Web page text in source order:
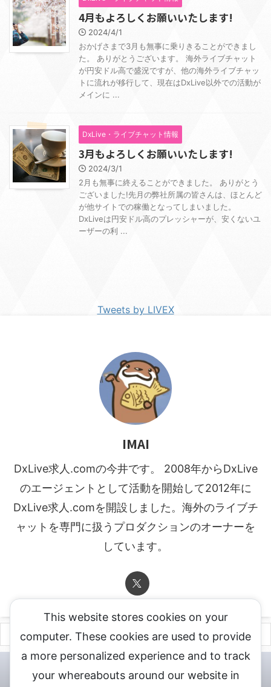
4月もよろしくお願いいたします!
2024/4/1
おかげさまで3月も無事に乗りきることができまし
た。 ありがとうございます。 海外ライブチャット
が円安ドル高で盛況ですが、他の海外ライブチャッ
トに流れが移行して、現在はDxLive以外での活動が
メインに ...
DxLive・ライブチャット情報
3月もよろしくお願いいたします!
2024/3/1
2月も無事に終えることができました。 ありがとう
ございました!先月の弊社所属の皆さんは、ほとんど
が他サイトでの稼働となってしまいました。
DxLiveは円安ドル高のプレッシャーが、安くないユ
ーザーの利 ...
Tweets by LIVEX
IMAI
DxLive求人.comの今井です。 2008年からDxLive
のエージェントとして活動を開始して2012年に
DxLive求人.comを開設しました。海外のライブチ
ャットを専門に扱うプロダクションのオーナーを
しています。
チャットレディ登録申込 DXLIVE求人.comへお問合せ
DXLIVE 退
会・解約・移籍の申請
This website stores cookies on your
computer. These cookies are used to provide
a more personalized experience and to track
your whereabouts around our website in